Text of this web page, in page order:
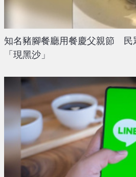
知名豬腳餐廳用餐慶父親節 民
「現黑沙」